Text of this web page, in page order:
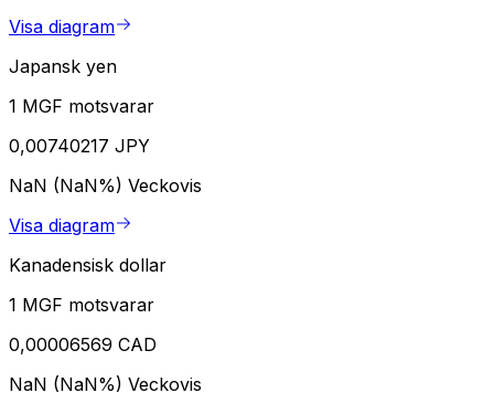
Visa diagram
Japansk yen
1 MGF motsvarar
0,00740217 JPY
NaN (NaN%) Veckovis
Visa diagram
Kanadensisk dollar
1 MGF motsvarar
0,00006569 CAD
NaN (NaN%) Veckovis